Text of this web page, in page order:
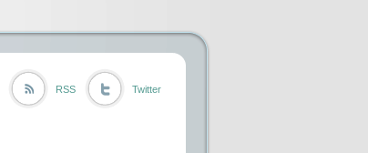
RSS Twitter